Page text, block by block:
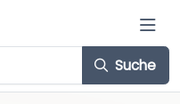
Suche